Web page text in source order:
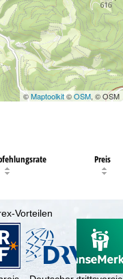
©Maptoolkit©OSM, © OSM
Preis
Vorteilen